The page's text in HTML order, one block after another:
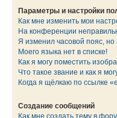
Параметры и настройки
Как мне изменить мои
На конференции
Я изменил часовой пояс,
Моего языка нет в списке!
Как я могу поместить
Что такое звание и как я
Когда я щёлкаю по ссылке
Создание сообщений
Как мне создать тему в